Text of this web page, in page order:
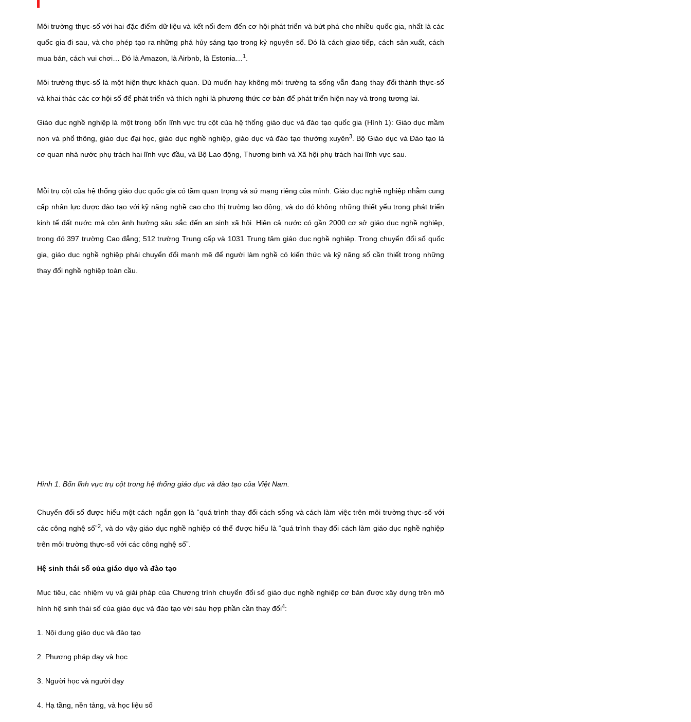
Môi trường thực-số với hai đặc điểm dữ liệu và kết nối đem đến cơ hội phát triển và bứt phá cho nhiều quốc gia, nhất là các
quốc gia đi sau, và cho phép tạo ra những phá hủy sáng tạo trong kỷ nguyên số. Đó là cách giao tiếp, cách sản xuất, cách
mua bán, cách vui chơi… Đó là Amazon, là Airbnb, là Estonia…1 .
Môi trường thực-số là một hiện thực khách quan. Dù muốn hay không môi trường ta sống vẫn đang thay đổi thành thực-số
và khai thác các cơ hội số để phát triển và thích nghi là phương thức cơ bản để phát triển hiện nay và trong tương lai.
Giáo dục nghề nghiệp là một trong bốn lĩnh vực trụ cột của hệ thống giáo dục và đào tạo quốc gia (Hình 1): Giáo dục mầm
non và phổ thông, giáo dục đại học, giáo dục nghề nghiệp, giáo dục và đào tạo thường xuyên3. Bộ Giáo dục và Đào tạo là
cơ quan nhà nước phụ trách hai lĩnh vực đầu, và Bộ Lao động, Thương binh và Xã hội phụ trách hai lĩnh vực sau.
Mỗi trụ cột của hệ thống giáo dục quốc gia có tầm quan trọng và sứ mạng riêng của mình. Giáo dục nghề nghiệp nhằm cung
cấp nhân lực được đào tạo với kỹ năng nghề cao cho thị trường lao động, và do đó không những thiết yếu trong phát triển
kinh tế đất nước mà còn ảnh hưởng sâu sắc đến an sinh xã hội. Hiện cả nước có gần 2000 cơ sở giáo dục nghề nghiệp,
trong đó 397 trường Cao đẳng; 512 trường Trung cấp và 1031 Trung tâm giáo dục nghề nghiệp. Trong chuyển đổi số quốc
gia, giáo dục nghề nghiệp phải chuyển đổi mạnh mẽ để người làm nghề có kiến thức và kỹ năng số cần thiết trong những
thay đổi nghề nghiệp toàn cầu.
Hình 1. Bốn lĩnh vực trụ cột trong hệ thống giáo dục và đào tạo của Việt Nam.
Chuyển đổi số được hiểu một cách ngắn gọn là “quá trình thay đổi cách sống và cách làm việc trên môi trường thực-số với
các công nghệ số”2, và do vậy giáo dục nghề nghiệp có thể được hiểu là “quá trình thay đổi cách làm giáo dục nghề nghiệp
trên môi trường thực-số với các công nghệ số”.
Hệ sinh thái số của giáo dục và đào tạo
Mục tiêu, các nhiệm vụ và giải pháp của Chương trình chuyển đổi số giáo dục nghề nghiệp cơ bản được xây dựng trên mô
hình hệ sinh thái số của giáo dục và đào tạo với sáu hợp phần cần thay đổi4:
1. Nội dung giáo dục và đào tạo
2. Phương pháp dạy và học
3. Người học và người dạy
4. Hạ tầng, nền tảng, và học liệu số